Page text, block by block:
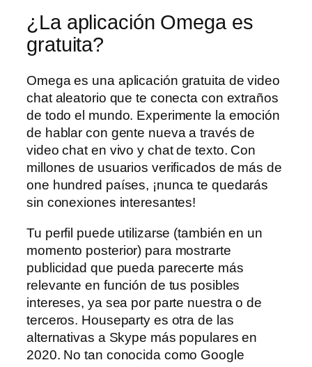
¿La aplicación Omega es
gratuita?
Omega es una aplicación gratuita de video
chat aleatorio que te conecta con extraños
de todo el mundo. Experimente la emoción
de hablar con gente nueva a través de
video chat en vivo y chat de texto. Con
millones de usuarios verificados de más de
one hundred países, ¡nunca te quedarás
sin conexiones interesantes!
Tu perfil puede utilizarse (también en un
momento posterior) para mostrarte
publicidad que pueda parecerte más
relevante en función de tus posibles
intereses, ya sea por parte nuestra o de
terceros. Houseparty es otra de las
alternativas a Skype más populares en
2020. No tan conocida como Google